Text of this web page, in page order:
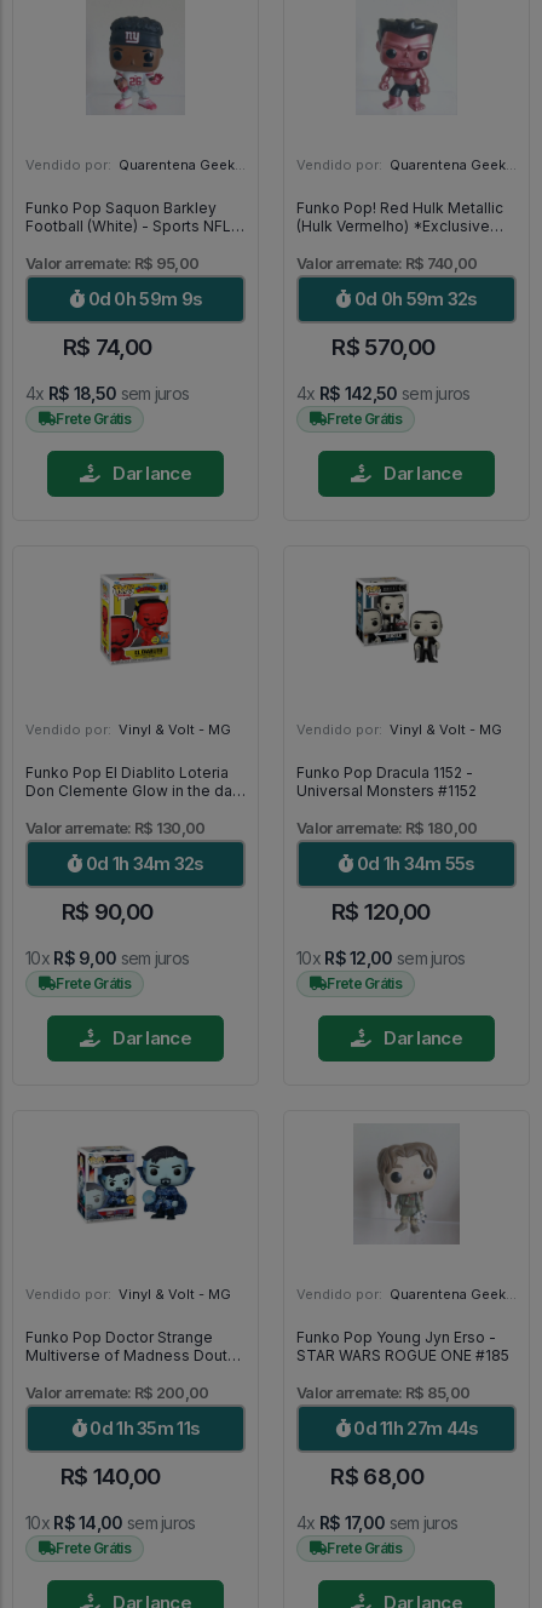
Vendido por: Quarentena Geek Store - SP
Funko Pop Saquon Barkley
Football (White) - Sports NFL
Valor arremate: R$ 95,00
0d 0h 59m 7s
R$ 74,00
4x R$ 18,50 sem juros
Frete Grátis
Dar lance
Vendido por: Quarentena Geek Store - SP
Funko Pop! Red Hulk Metallic
(Hulk Vermelho) *Exclusive
Marvel #31
Valor arremate: R$ 740,00
0d 0h 59m 30s
R$ 570,00
4x R$ 142,50 sem juros
Frete Grátis
Dar lance
Vendido por: Vinyl & Volt - MG
Funko Pop El Diablito Loteria
Don Clemente Glow in the dark
#03
Valor arremate: R$ 130,00
0d 1h 34m 30s
R$ 90,00
10x R$ 9,00 sem juros
Frete Grátis
Dar lance
Vendido por: Vinyl & Volt - MG
Funko Pop Dracula 1152 -
Universal Monsters #1152
Valor arremate: R$ 180,00
0d 1h 34m 53s
R$ 120,00
10x R$ 12,00 sem juros
Frete Grátis
Dar lance
Vendido por: Vinyl & Volt - MG
Funko Pop Doctor Strange
Multiverse of Madness Doutor
Edition] - Doctor Strange
#1000
Valor arremate: R$ 200,00
0d 1h 35m 9s
R$ 140,00
10x R$ 14,00 sem juros
Frete Grátis
Dar lance
Vendido por: Quarentena Geek Store - SP
Funko Pop Young Jyn Erso -
STAR WARS ROGUE ONE #185
Valor arremate: R$ 85,00
0d 11h 27m 42s
R$ 68,00
4x R$ 17,00 sem juros
Frete Grátis
Dar lance